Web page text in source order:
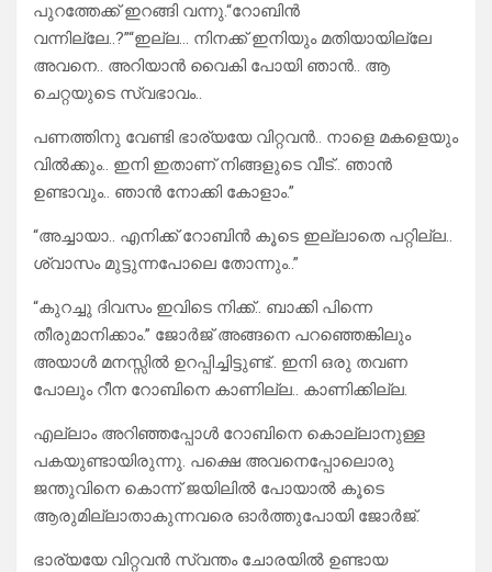
പുറത്തേക്ക് ഇറങ്ങി വന്നു.“റോബിൻ
വന്നില്ലേ..?”“ഇല്ല… നിനക്ക് ഇനിയും മതിയായില്ലേ
അവനെ.. അറിയാൻ വൈകി പോയി ഞാൻ.. ആ
ചെറ്റയുടെ സ്വഭാവം..
പണത്തിനു വേണ്ടി ഭാര്യയേ വിറ്റവൻ.. നാളെ മകളെയും
വിൽക്കും.. ഇനി ഇതാണ് നിങ്ങളുടെ വീട്.. ഞാൻ
ഉണ്ടാവും.. ഞാൻ നോക്കി കോളാം.”
“അച്ചായാ.. എനിക്ക് റോബിൻ കൂടെ ഇല്ലാതെ പറ്റില്ല..
ശ്വാസം മുട്ടുന്നപോലെ തോന്നും..”
“കുറച്ചു ദിവസം ഇവിടെ നിക്ക്.. ബാക്കി പിന്നെ
തീരുമാനിക്കാം.” ജോർജ് അങ്ങനെ പറഞ്ഞെങ്കിലും
അയാൾ മനസ്സിൽ ഉറപ്പിച്ചിട്ടുണ്ട്.. ഇനി ഒരു തവണ
പോലും റീന റോബിനെ കാണില്ല.. കാണിക്കില്ല.
എല്ലാം അറിഞ്ഞപ്പോൾ റോബിനെ കൊല്ലാനുള്ള
പകയുണ്ടായിരുന്നു. പക്ഷെ അവനെപ്പോലൊരു
ജന്തുവിനെ കൊന്ന് ജയിലിൽ പോയാൽ കൂടെ
ആരുമില്ലാതാകുന്നവരെ ഓർത്തുപോയി ജോർജ്.
ഭാര്യയേ വിറ്റവൻ സ്വന്തം ചോരയിൽ ഉണ്ടായ